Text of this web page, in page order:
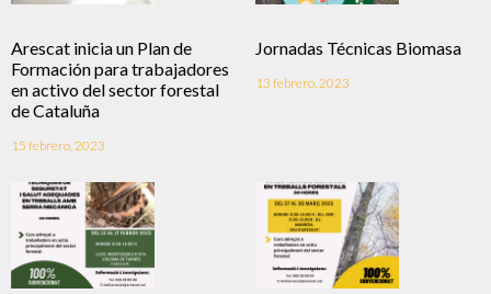
Arescat inicia un Plan de
Formación para trabajadores
en activo del sector forestal
de Cataluña
15 febrero, 2023
Jornadas Técnicas Biomasa
13 febrero, 2023